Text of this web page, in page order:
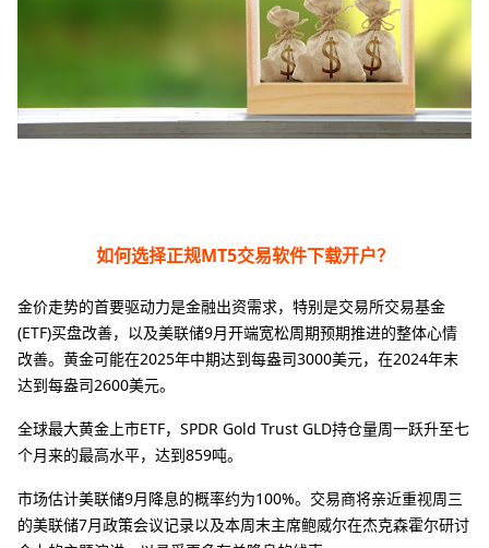
如何选择正规MT5交易软件下载开户？
金价走势的首要驱动力是金融出资需求，特别是交易所交易基金
(ETF)买盘改善，以及美联储9月开端宽松周期预期推进的整体心情
改善。黄金可能在2025年中期达到每盎司3000美元，在2024年末
达到每盎司2600美元。
全球最大黄金上市ETF，SPDR Gold Trust GLD持仓量周一跃升至七
个月来的最高水平，达到859吨。
市场估计美联储9月降息的概率约为100%。交易商将亲近重视周三
的美联储7月政策会议记录以及本周末主席鲍威尔在杰克森霍尔研讨